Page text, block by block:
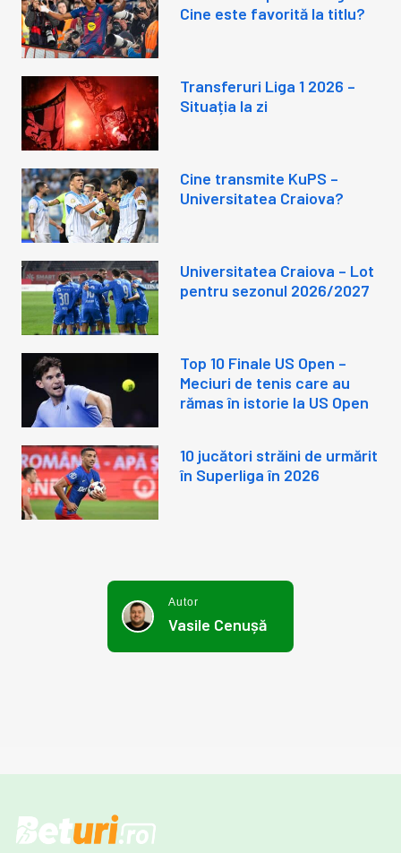
Cine este favorită la titlu?
Transferuri Liga 1 2026 –
Situația la zi
Cine transmite KuPS –
Universitatea Craiova?
Universitatea Craiova – Lot
pentru sezonul 2026/2027
Top 10 Finale US Open –
Meciuri de tenis care au
rămas în istorie la US Open
10 jucători străini de urmărit
în Superliga în 2026
Autor
Vasile Cenușă